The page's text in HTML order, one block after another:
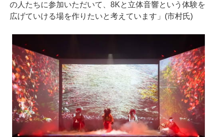
の人たちに参加いただいて、8Kと立体音響という体験を
広げていける場を作りたいと考えています」(市村氏)